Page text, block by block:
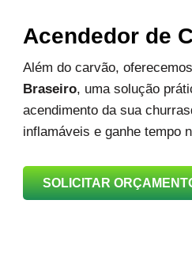
Acendedor de
Além do carvão,
Braseiro, uma solução
acendimento da sua
inflamáveis e ganhe tempo
SOLICITAR